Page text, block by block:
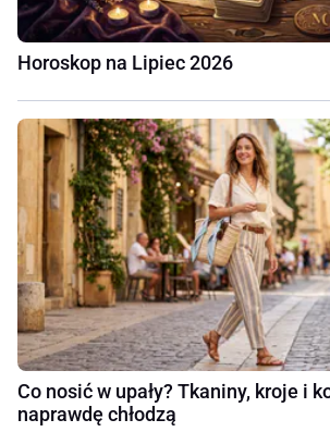
Horoskop na Lipiec 2026
Co nosić w upały? Tkaniny, kroje i
naprawdę chłodzą